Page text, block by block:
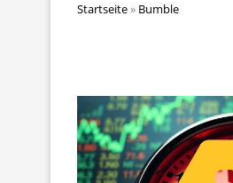
Startseite» Bumble